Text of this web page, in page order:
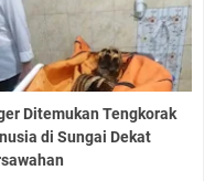
Ditemukan Tengkorak
di Sungai Dekat